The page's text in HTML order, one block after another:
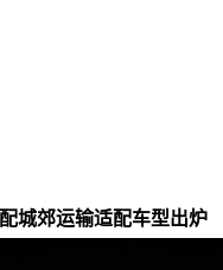
城郊运输适配车型出炉